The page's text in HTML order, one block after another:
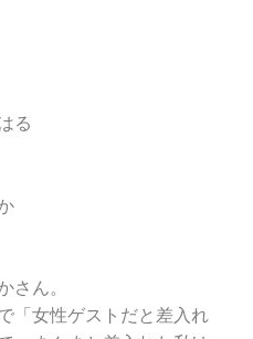
る
さん。
「女性ゲストだと差入れ